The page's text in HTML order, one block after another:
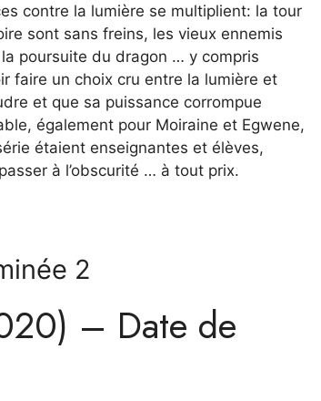
contre la lumière se multiplient: la tour
sont sans freins, les vieux ennemis
poursuite du dragon … y compris
faire un choix cru entre la lumière et
et que sa puissance corrompue
également pour Moiraine et Egwene,
étaient enseignantes et élèves,
à l’obscurité … à tout prix.
2
– Date de